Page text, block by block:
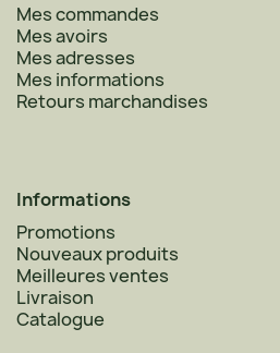
Mes commandes
Mes avoirs
Mes adresses
Mes informations
Retours marchandises
Informations
Promotions
Nouveaux produits
Meilleures ventes
Livraison
Catalogue